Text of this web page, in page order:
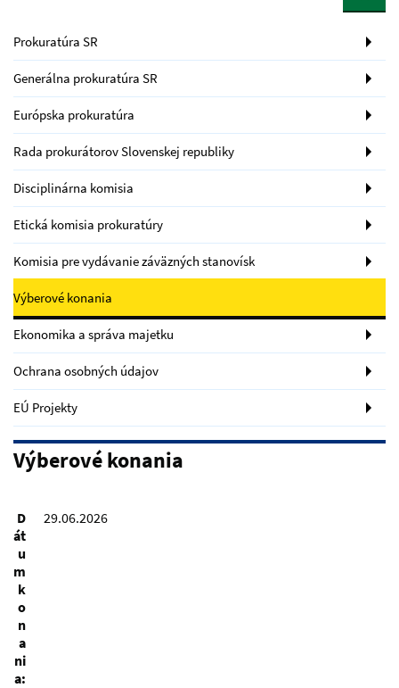
Prokuratúra SR
Generálna prokuratúra SR
Európska prokuratúra
Rada prokurátorov Slovenskej republiky
Disciplinárna komisia
Etická komisia prokuratúry
Komisia pre vydávanie záväzných stanovísk
Výberové konania
Ekonomika a správa majetku
Ochrana osobných údajov
EÚ Projekty
Výberové konania
D
át
u
m
k
o
n
a
ni
a:
29.06.2026